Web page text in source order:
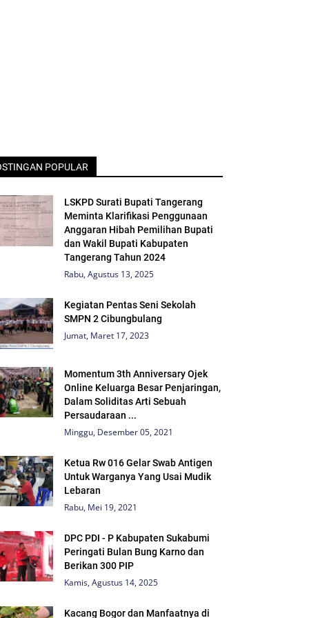
POPULAR
LSKPD Surati Bupati Tangerang
Meminta Klarifikasi Penggunaan
Anggaran Hibah Pemilihan Bupati
dan Wakil Bupati Kabupaten
Tangerang Tahun 2024
Rabu, Agustus 13, 2025
Kegiatan Pentas Seni Sekolah
SMPN 2 Cibungbulang
Jumat, Maret 17, 2023
Momentum 3th Anniversary Ojek
Online Keluarga Besar Penjaringan,
Dalam Soliditas Arti Sebuah
Persaudaraan ...
Minggu, Desember 05, 2021
Ketua Rw 016 Gelar Swab Antigen
Untuk Warganya Yang Usai Mudik
Lebaran
Rabu, Mei 19, 2021
DPC PDI - P Kabupaten Sukabumi
Peringati Bulan Bung Karno dan
Berikan 300 PIP
Kamis, Agustus 14, 2025
Kacang Bogor dan Manfaatnya di